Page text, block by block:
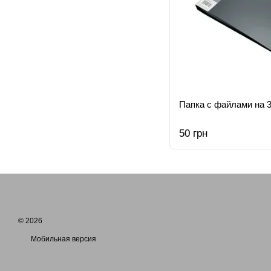
Папка с файлами на
50 грн
© 2026
Мобильная версия